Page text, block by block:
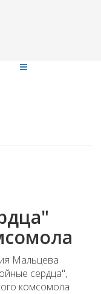
Мальцева
сердца",
комсомола